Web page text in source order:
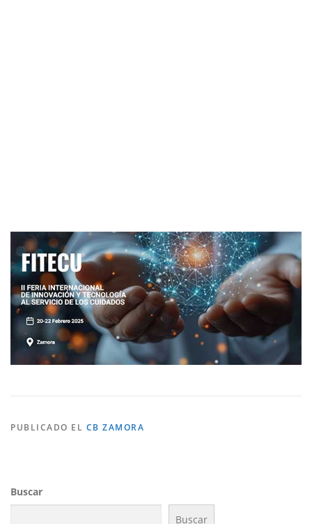
PUBLICADO EL CB ZAMORA
Buscar
Buscar